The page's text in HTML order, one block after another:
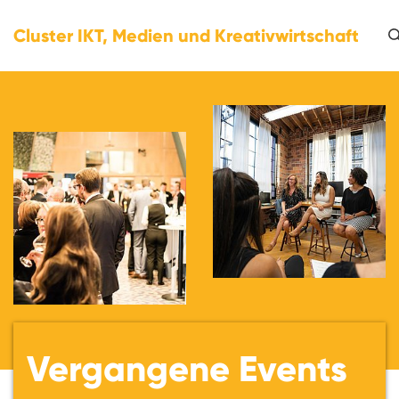
Cluster IKT, Medien und Kreativwirtschaft
Vergangene Events